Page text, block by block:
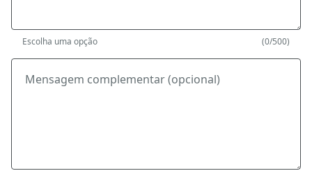
Escolha uma opção (0/500)
Mensagem complementar (opcional)